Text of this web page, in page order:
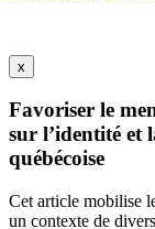
x
Favoriser le
sur l’identité et
québécoise
Cet article mobilise
un contexte de